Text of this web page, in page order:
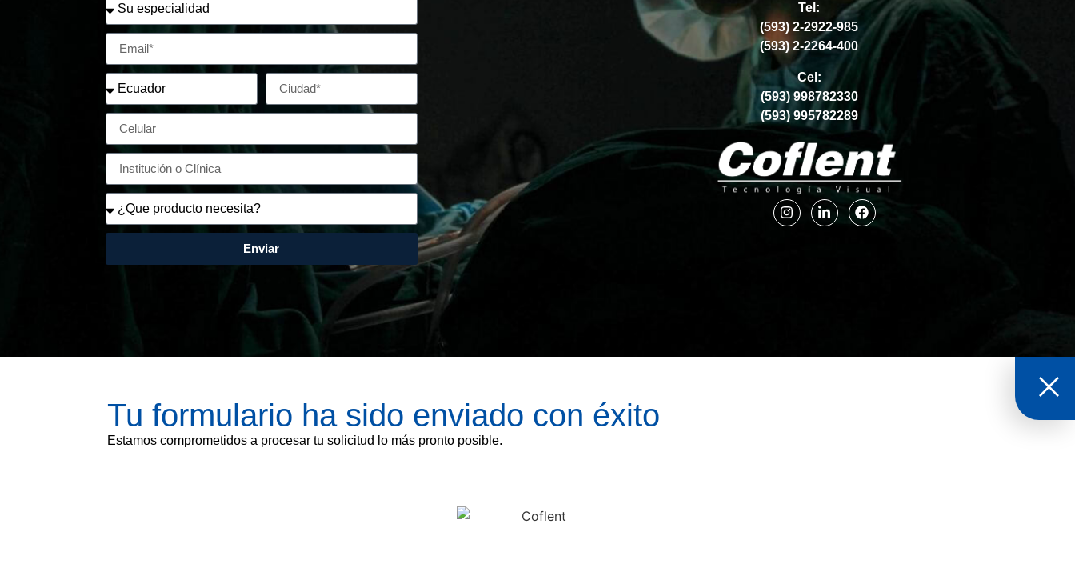
Enviar
Tel:
(593) 2-2922-985
(593) 2-2264-400
Cel:
(593) 998782330
(593) 995782289
Tu formulario ha sido enviado con éxito
Estamos comprometidos a procesar tu solicitud lo más pronto posible.